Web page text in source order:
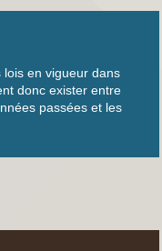
lois en vigueur dans
donc exister entre
passées et les